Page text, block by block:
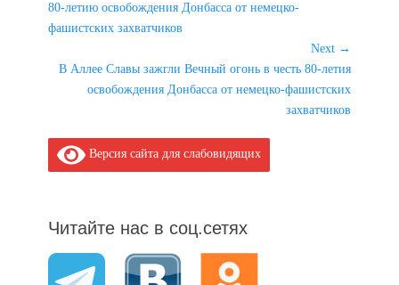
по
записям
Previous
post:
80-летию освобождения Донбасса от немецко-
фашистских захватчиков
Next →
Next
В Аллее Славы зажгли Вечный огонь в честь 80-летия
освобождения Донбасса от немецко-фашистских
захватчиков
Версия сайта для слабовидящих
Читайте нас в соц.сетях